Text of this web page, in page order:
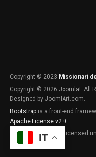
IT
MG2
Copyright © 2023 Missionari
Copyright © 2026 Joomla!. All
Designed by JoomlArt.com.
Bootstrap is a front-end
Apache License v2.0.
Font Awesome
font licensed